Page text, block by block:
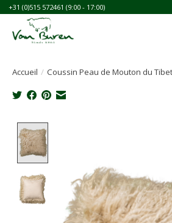
+31 (0)515 572461 (9:00 - 17:00)
Accueil / Coussin Peau de Mouton du